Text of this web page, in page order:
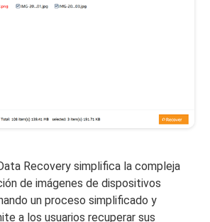
Recovery simplifica la compleja
de imágenes de dispositivos
un proceso simplificado y
a los usuarios recuperar sus